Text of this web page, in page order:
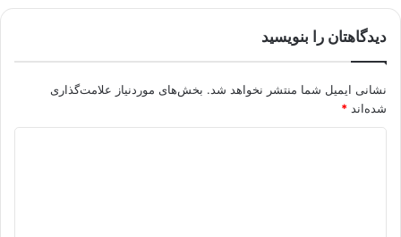
دیدگاهتان را بنویسید
نشانی ایمیل شما منتشر نخواهد شد. بخش‌های موردنیاز علامت‌گذاری
شده‌اند *